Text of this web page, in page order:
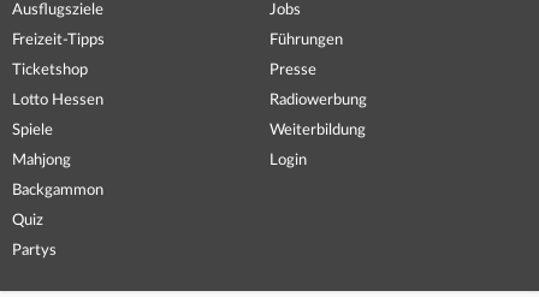
Ausflugsziele
Freizeit-Tipps
Ticketshop
Lotto Hessen
Spiele
Mahjong
Backgammon
Quiz
Partys
Jobs
Führungen
Presse
Radiowerbung
Weiterbildung
Login